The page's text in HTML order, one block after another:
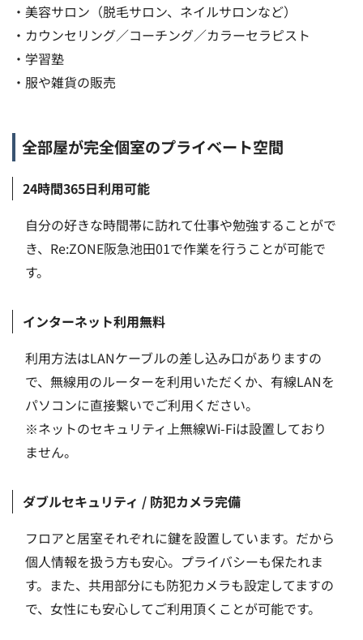
・美容サロン（脱毛サロン、ネイルサロンなど）
・カウンセリング／コーチング／カラーセラピスト
・学習塾
・服や雑貨の販売
全部屋が完全個室のプライベート空間
24時間365日利用可能
自分の好きな時間帯に訪れて仕事や勉強することがで
き、Re:ZONE阪急池田01で作業を行うことが可能で
す。
インターネット利用無料
利用方法はLANケーブルの差し込み口がありますの
で、無線用のルーターを利用いただくか、有線LANを
パソコンに直接繋いでご利用ください。
※ネットのセキュリティ上無線Wi-Fiは設置しており
ません。
ダブルセキュリティ / 防犯カメラ完備
フロアと居室それぞれに鍵を設置しています。だから
個人情報を扱う方も安心。プライバシーも保たれま
す。また、共用部分にも防犯カメラも設定してますの
で、女性にも安心してご利用頂くことが可能です。